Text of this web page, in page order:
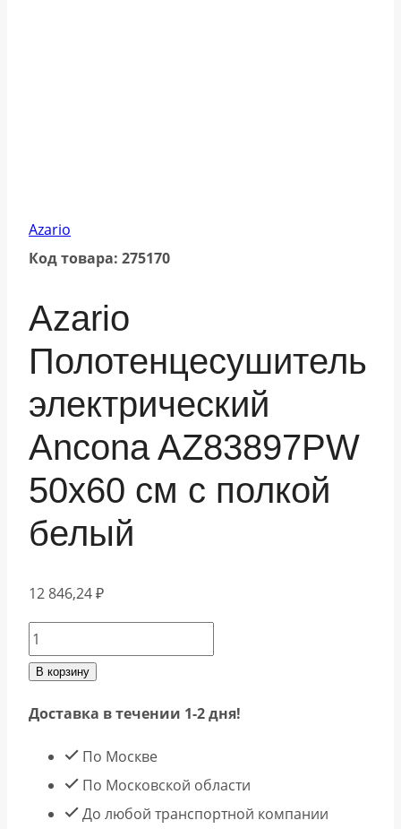
Azario
Код товара: 275170
Azario
Полотенцесушитель
электрический
Ancona AZ83897PW
50х60 см с полкой
белый
12 846,24₽
Количество
товара
Полотенцесушитель
электрический
Ancona
AZ83897PW
В корзину
Доставка в течении 1-2 дня!
По Москве
По Московской области
До любой транспортной компании